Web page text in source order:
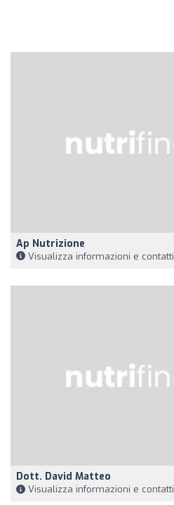
Ap Nutrizione
Visualizza informazioni e contatti
Dott. David Matteo
Visualizza informazioni e contatti